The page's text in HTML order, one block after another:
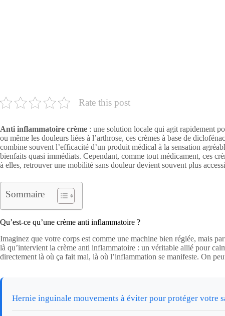
Rate this post
Anti inflammatoire crème : une solution locale qui agit rapidement
ou même les douleurs liées à l’arthrose, ces crèmes à base de
combine souvent l’efficacité d’un produit médical à la sensation
bienfaits quasi immédiats. Cependant, comme tout médicament, ces
à elles, retrouver une mobilité sans douleur devient souvent plus
Sommaire
Qu’est-ce qu’une crème anti inflammatoire ?
Imaginez que votre corps est comme une machine bien réglée, mais
là qu’intervient la crème anti inflammatoire : un véritable allié pour
directement là où ça fait mal, là où l’inflammation se manifeste. On
Hernie inguinale mouvements à éviter pour protéger votre